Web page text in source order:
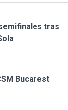
tras
Bucarest